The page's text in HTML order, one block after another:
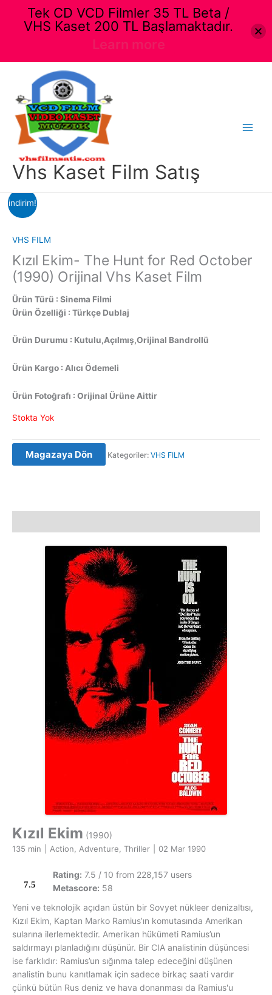
Vhs Kaset Film Satış
indirim!
VHS FILM
Kızıl Ekim- The Hunt for Red October
(1990) Orijinal Vhs Kaset Film
Ürün Türü : Sinema Filmi
Ürün Özelliği : Türkçe Dublaj
Ürün Durumu : Kutulu,Açılmış,Orijinal Bandrollü
Ürün Kargo : Alıcı Ödemeli
Ürün Fotoğrafı : Orijinal Ürüne Aittir
Stokta Yok
Magazaya Dön Kategoriler: VHS FILM
Kızıl Ekim (1990)
135 min Action, Adventure, Thriller 02 Mar 1990
7.5
Rating: 7.5 / 10 from 228,157 users
Metascore: 58
Yeni ve teknolojik açıdan üstün bir Sovyet nükleer denizaltısı,
Kızıl Ekim, Kaptan Marko Ramius’ın komutasında Amerikan
sularına ilerlemektedir. Amerikan hükümeti Ramius’un
saldırmayı planladığını düşünür. Bir CIA analistinin düşüncesi
ise farklıdır: Ramius’un sığınma talep edeceğini düşünen
analistin bunu kanıtlamak için sadece birkaç saati vardır
çünkü bütün Rus deniz ve hava donanması da Ramius'u
Tek CD VCD Filmler 35 TL Beta /
VHS Kaset 200 TL Başlamaktadır.
Learn more